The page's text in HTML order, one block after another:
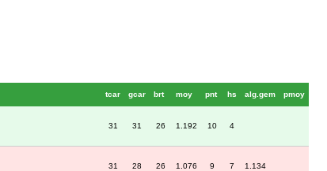
tcar gcar brt moy pnt hs alg.gem pmoy
31 31 26 1.192 10 4
31 28 26 1.076 9 7 1.134